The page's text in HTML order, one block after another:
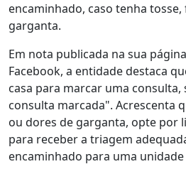
encaminhado, caso tenha
garganta.
Em nota publicada na sua
Facebook, a entidade destaca
casa para marcar uma consulta,
consulta marcada". Acrescenta
ou dores de garganta, opte por
para receber a triagem
encaminhado para uma